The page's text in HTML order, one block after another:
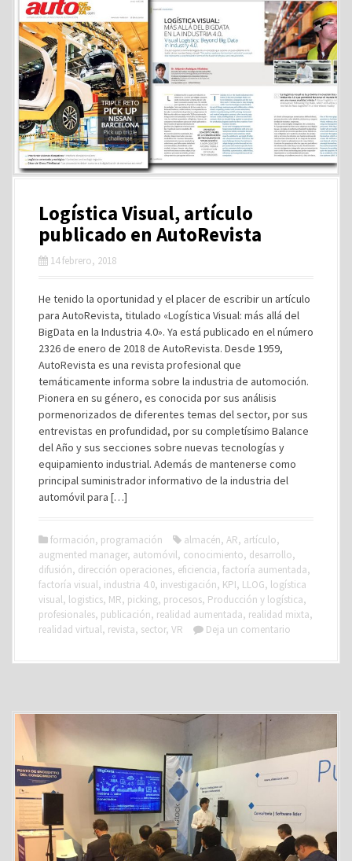
Logística Visual, artículo
publicado en AutoRevista
14 febrero, 2018
He tenido la oportunidad y el placer de escribir un artículo
para AutoRevista, titulado «Logística Visual: más allá del
BigData en la Industria 4.0». Ya está publicado en el número
2326 de enero de 2018 de AutoRevista. Desde 1959,
AutoRevista es una revista profesional que
temáticamente informa sobre la industria de automoción.
Pionera en su género, es conocida por sus análisis
pormenorizados de diferentes temas del sector, por sus
entrevistas en profundidad, por su completísimo Balance
del Año y sus secciones sobre nuevas tecnologías y
equipamiento industrial. Además de mantenerse como
principal suministrador informativo de la industria del
automóvil para […]
formación, programación almacén, AR, artículo,
augmented manager, automóvil, conocimiento, desarrollo,
difusión, dirección operaciones, eficiencia, factoría aumentada,
factoría visual, industria 4.0, investigación, KPI, LLOG, logística
visual, logistics, MR, picking, procesos, Producción y logística,
profesionales, publicación, realidad aumentada, realidad mixta,
realidad virtual, revista, sector, VR Deja un comentario